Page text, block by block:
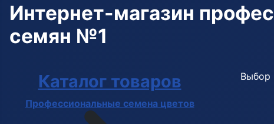
Интернет-магазин
семян №1
Каталог товаров
Профессиональные семена цветов
Выбор